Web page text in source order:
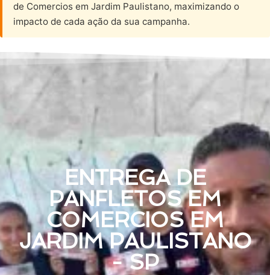
de Comercios em Jardim Paulistano, maximizando o
impacto de cada ação da sua campanha.
ENTREGA DE
PANFLETOS EM
COMERCIOS EM
JARDIM PAULISTANO
- SP